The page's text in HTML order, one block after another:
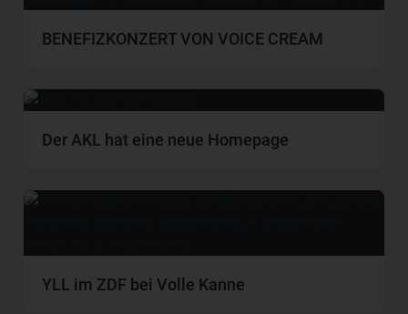
BENEFIZKONZERT VON VOICE CREAM
Der AKL hat eine neue Homepage
YLL im ZDF bei Volle Kanne